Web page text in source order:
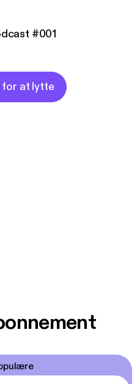
#001
for at lytte